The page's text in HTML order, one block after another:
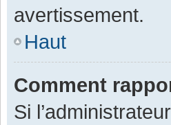
avertissement.
Haut
Comment
Si